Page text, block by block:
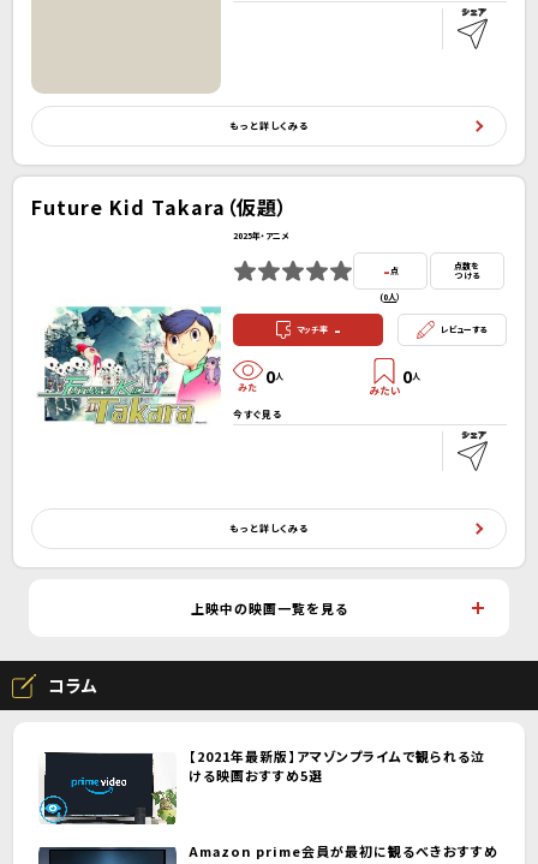
もっと詳しくみる
Future Kid Takara（仮題）
2025年・アニメ
-点
(0人）
点数を
つける
マッチ率 - レビューする
0人 0人
今すぐ見る
もっと詳しくみる
上映中の映画一覧を見る
コラム
【2021年最新版】アマゾンプライムで観られる泣
ける映画おすすめ5選
Amazon prime会員が最初に観るべきおすすめ